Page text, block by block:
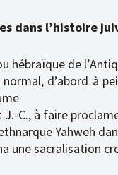
dans l’histoire
hébraïque de
d’abord à
C., à faire
Yahweh
une sacralisation